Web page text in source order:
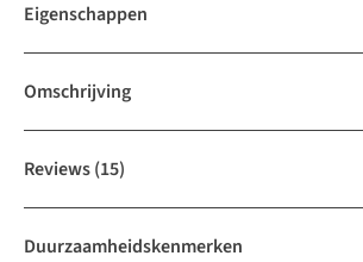
Eigenschappen
Omschrijving
Reviews(15)
Duurzaamheidskenmerken